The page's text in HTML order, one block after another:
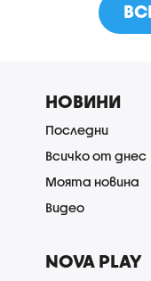
НОВИНИ
Последни
Всичко от днес
Моята новина
Видео
NOVA PLAY